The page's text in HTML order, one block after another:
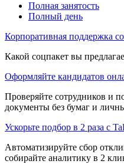
Полная занятость
Полный день
Корпоративная поддержка
Какой соцпакет вы
Оформляйте кандидатов
Проверяйте сотрудников и
документы без бумаг и
Ускорьте подбор в 2 раза с
Автоматизируйте сбор
собирайте аналитику в 2